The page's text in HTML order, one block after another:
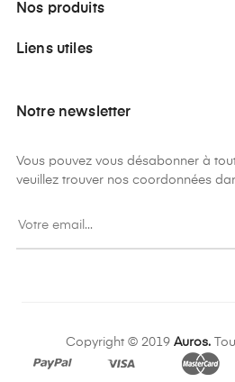
Nos produits
Liens utiles
Notre newsletter
Vous pouvez vous désabonner à
veuillez trouver nos coordonnées
Copyright © 2019 Auros.